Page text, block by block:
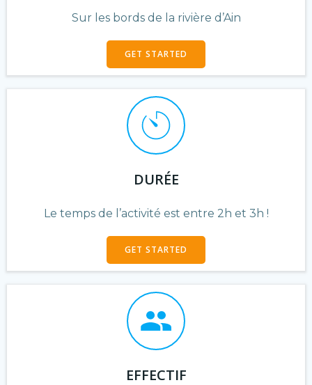
Sur les bords de la rivière d’Ain
GET STARTED
DURÉE
Le temps de l’activité est entre 2h et 3h !
GET STARTED
EFFECTIF